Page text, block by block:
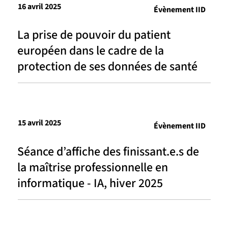
La prise de pouvoir du patient
européen dans le cadre de la
protection de ses données de santé
16 avril 2025 Évènement IID
Séance d’affiche des finissant.e.s de
la maîtrise professionnelle en
informatique - IA, hiver 2025
15 avril 2025 Évènement IID